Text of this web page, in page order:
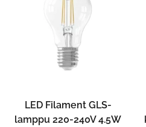
LED Filament GLS-
lamppu 220-240V 4.5W